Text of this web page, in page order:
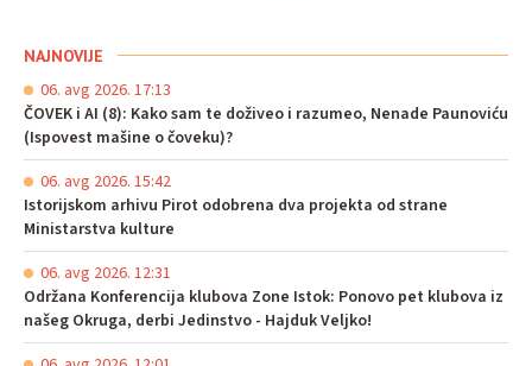
NAJNOVIJE
06. avg 2026. 17:13
ČOVEK i AI (8): Kako sam te doživeo i razumeo, Nenade Paunoviću
(Ispovest mašine o čoveku)?
06. avg 2026. 15:42
Istorijskom arhivu Pirot odobrena dva projekta od strane
Ministarstva kulture
06. avg 2026. 12:31
Održana Konferencija klubova Zone Istok: Ponovo pet klubova iz
našeg Okruga, derbi Jedinstvo - Hajduk Veljko!